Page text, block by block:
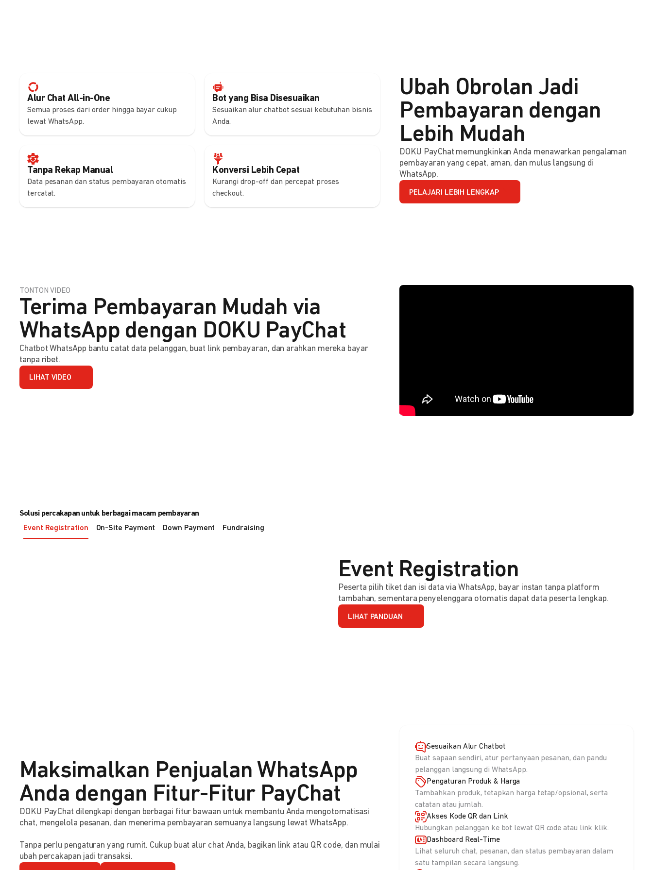
Alur Chat All-in-One
Semua proses dari order hingga bayar cukup
lewat WhatsApp.
Bot yang Bisa Disesuaikan
Sesuaikan alur chatbot sesuai kebutuhan bisnis
Anda.
Tanpa Rekap Manual
Data pesanan dan status pembayaran otomatis
tercatat.
Konversi Lebih Cepat
Kurangi drop-off dan percepat proses
checkout.
Ubah Obrolan Jadi
Pembayaran dengan
Lebih Mudah
DOKU PayChat memungkinkan Anda menawarkan pengalaman
pembayaran yang cepat, aman, dan mulus langsung di
WhatsApp.
PELAJARI LEBIH LENGKAP
TONTON VIDEO
Terima Pembayaran Mudah via
WhatsApp dengan DOKU PayChat
Chatbot WhatsApp bantu catat data pelanggan, buat link pembayaran, dan arahkan mereka bayar
tanpa ribet.
LIHAT VIDEO
Solusi percakapan untuk berbagai macam pembayaran
Event Registration
On-Site Payment Down Payment Fundraising
Event Registration
Peserta pilih tiket dan isi data via WhatsApp, bayar instan tanpa platform
tambahan, sementara penyelenggara otomatis dapat data peserta lengkap.
LIHAT PANDUAN
Maksimalkan Penjualan WhatsApp
Anda dengan Fitur-Fitur PayChat
DOKU PayChat dilengkapi dengan berbagai fitur bawaan untuk membantu Anda mengotomatisasi
chat, mengelola pesanan, dan menerima pembayaran semuanya langsung lewat WhatsApp.
Tanpa perlu pengaturan yang rumit. Cukup buat alur chat Anda, bagikan link atau QR code, dan mulai
ubah percakapan jadi transaksi.
Sesuaikan Alur Chatbot
Buat sapaan sendiri, atur pertanyaan pesanan, dan pandu
pelanggan langsung di WhatsApp.
Pengaturan Produk & Harga
Tambahkan produk, tetapkan harga tetap/opsional, serta
catatan atau jumlah.
Akses Kode QR dan Link
Hubungkan pelanggan ke bot lewat QR code atau link klik.
Dashboard Real-Time
Lihat seluruh chat, pesanan, dan status pembayaran dalam
satu tampilan secara langsung.